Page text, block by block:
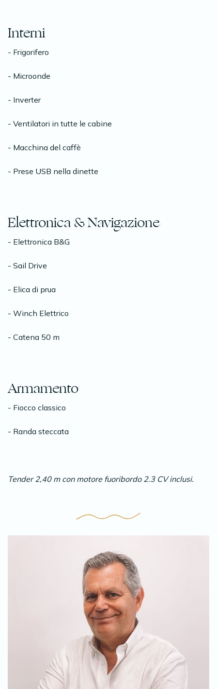
Interni
- Frigorifero
- Microonde
- Inverter
- Ventilatori in tutte le cabine
- Macchina del caffè
- Prese USB nella dinette
Elettronica & Navigazione
- Elettronica B&G
- Sail Drive
- Elica di prua
- Winch Elettrico
- Catena 50 m
Armamento
- Fiocco classico
- Randa steccata
Tender 2,40 m con motore fuoribordo 2.3 CV inclusi.